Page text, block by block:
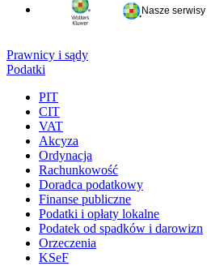
Nasze serwisy
Prawnicy i sądy
Podatki
PIT
CIT
VAT
Akcyza
Ordynacja
Rachunkowość
Doradca podatkowy
Finanse publiczne
Podatki i opłaty lokalne
Podatek od spadków i darowizn
Orzeczenia
KSeF